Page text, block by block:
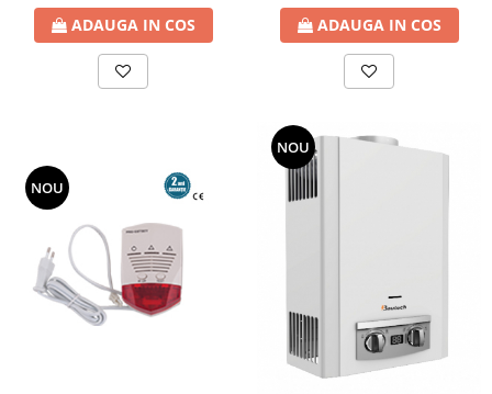
ADAUGA IN COS ADAUGA IN COS
NOU
NOU